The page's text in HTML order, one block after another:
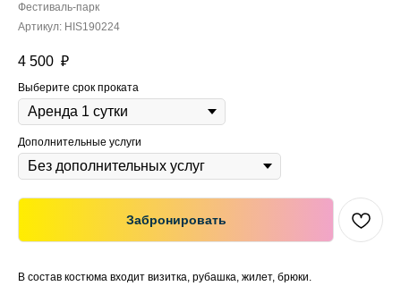
Фестиваль-парк
Артикул: HIS190224
4 500 ₽
Выберите срок проката
Дополнительные услуги
Забронировать
В состав костюма входит визитка, рубашка, жилет, брюки.